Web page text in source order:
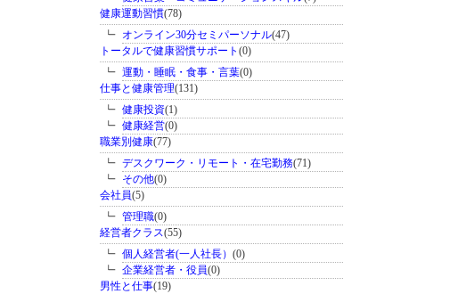
健康運動習慣(78)
オンライン30分セミパーソナル(47)
トータルで健康習慣サポート (0)
運動・睡眠・食事・言葉(0)
仕事と健康管理(131)
健康投資(1)
健康経営(0)
職業別健康(77)
デスクワーク・リモート・在宅勤務(71)
その他(0)
会社員(5)
管理職(0)
経営者クラス(55)
個人経営者(一人社長） (0)
企業経営者・役員(0)
男性と仕事(19)